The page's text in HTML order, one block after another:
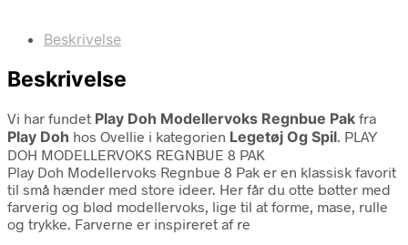
Beskrivelse
Beskrivelse
Vi har fundet Play Doh Modellervoks Regnbue Pak fra
Play Doh hos Ovellie i kategorien Legetøj Og Spil. PLAY
DOH MODELLERVOKS REGNBUE 8 PAK
Play Doh Modellervoks Regnbue 8 Pak er en klassisk favorit
til små hænder med store ideer. Her får du otte bøtter med
farverig og blød modellervoks, lige til at forme, mase, rulle
og trykke. Farverne er inspireret af re